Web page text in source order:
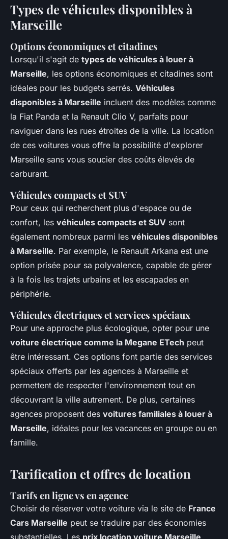
Types de véhicules disponibles à
Marseille
Options économiques et citadines
Lorsqu'il s'agit de types de véhicules à louer à
Marseille, les options économiques et citadines sont
idéales pour les budgets serrés. Véhicules
disponibles à Marseille incluent des modèles comme
la Fiat Panda et la Renault Clio V, parfaits pour
naviguer dans les rues étroites de la ville. La location
de ces voitures vous offre la possibilité d'explorer
Marseille sans vous soucier des coûts élevés de
carburant.
Véhicules compacts et SUV
Pour ceux qui recherchent plus d'espace ou de
confort, les véhicules compacts et SUV sont
également nombreux parmi les véhicules disponibles
à Marseille. Par exemple, le Renault Arkana est une
option prisée pour sa polyvalence, capable de gérer
à la fois les trajets urbains et les escapades en
périphérie.
Véhicules électriques et services spéciaux
Pour une approche plus écologique, opter pour une
voiture électrique comme la Megane ETech peut
être intéressant. Ces options font partie des services
spéciaux offerts par les agences à Marseille et
permettent de respecter l'environnement tout en
découvrant la ville autrement. De plus, certaines
agences proposent des voitures familiales à louer à
Marseille, idéales pour les vacances en groupe ou en
famille.
Tarification et offres de location
Tarifs en ligne vs en agence
Choisir de réserver votre voiture via le site de France
Cars Marseille peut se traduire par des économies
substantielles. Les prix location voiture Marseille